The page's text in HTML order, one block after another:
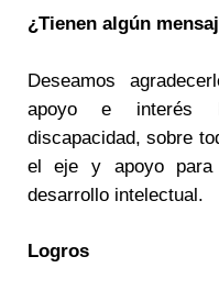
¿Tienen algún
Deseamos
apoyo e interés
discapacidad, sobre
el eje y apoyo
desarrollo intelectual.
Logros